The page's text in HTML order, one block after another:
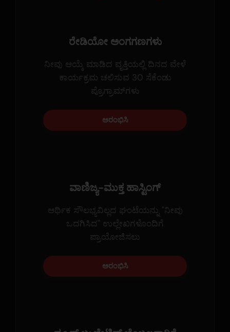
ರೇಡಿಯೋ ಅಂಗಗಣಗಳು
ನೀವು ಆಯ್ಕೆ ಮಾಡಿದ ವೃತ್ತಿಯಲ್ಲಿ ದಿನದ ವೇಳೆ
ಕಾರ್ಯಕ್ರಮ ಚಲಿಸುವ 30 ಸೆಕೆಂಡು
ಪ್ರೊಗ್ರಾಮ್‌ಗಳು
ಅರಂಭಿಸಿ
ವಾಣಿಜ್ಯ-ಮುಕ್ತ ಹಾಸ್ಟಿಂಗ್
ಆರ್ಥಿಕ ಸೌಲಭ್ಯವಿಲ್ಲದ ಘಂಟೆಯನ್ನು "ನೀವು
ಒದಗಿಸಿದ" ಉಲ್ಲೇಖಗಳೊಂದಿಗೆ
ಪ್ರಾಯೋಜಿಸಲು
ಅರಂಭಿಸಿ